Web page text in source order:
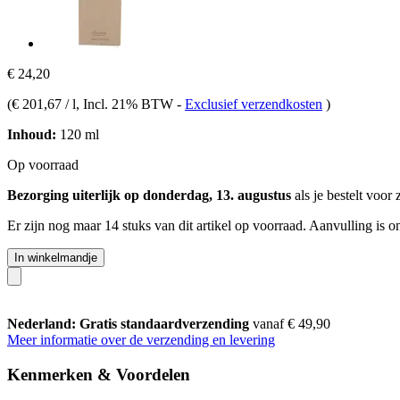
€ 24,20
(€ 201,67 / l, Incl. 21% BTW - Exclusief verzendkosten )
Inhoud: 120 ml
Op voorraad
Bezorging uiterlijk op donderdag, 13. augustus als je bestelt voor
Er zijn nog maar 14 stuks van dit artikel op voorraad. Aanvulling is
In winkelmandje
Nederland: Gratis standaardverzending vanaf € 49,90
Meer informatie over de verzending en levering
Kenmerken & Voordelen